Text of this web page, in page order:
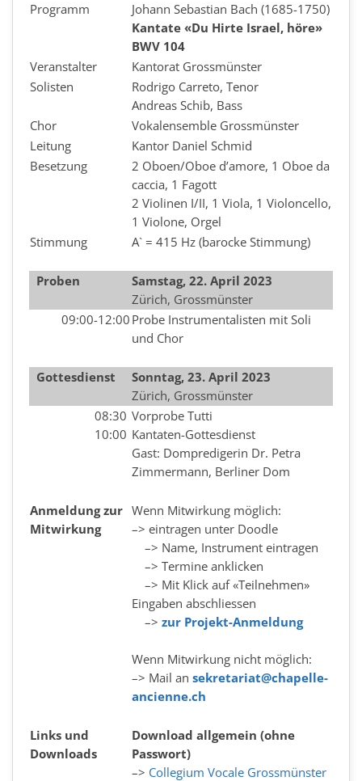
Programm
Johann Sebastian Bach (1685-1750)
Kantate «Du Hirte Israel, höre»
BWV 104
Veranstalter
Kantorat Grossmünster
Solisten
Rodrigo Carreto, Tenor
Andreas Schib, Bass
Chor
Vokalensemble Grossmünster
Leitung
Kantor Daniel Schmid
Besetzung
2 Oboen/Oboe d’amore, 1 Oboe da
caccia, 1 Fagott
2 Violinen I/II, 1 Viola, 1 Violoncello,
1 Violone, Orgel
Stimmung
A` = 415 Hz (barocke Stimmung)
Proben
Samstag, 22. April 2023
Zürich, Grossmünster
09:00-12:00 Probe Instrumentalisten mit Soli
und Chor
Gottesdienst Sonntag, 23. April 2023
Zürich, Grossmünster
08:30
10:00
Vorprobe Tutti
Kantaten-Gottesdienst
Gast: Dompredigerin Dr. Petra
Zimmermann, Berliner Dom
Anmeldung zur
Mitwirkung
Wenn Mitwirkung möglich:
–> eintragen unter Doodle
–> Name, Instrument eintragen
–> Termine anklicken
–> Mit Klick auf «Teilnehmen»
Eingaben abschliessen
–> zur Projekt-Anmeldung
Wenn Mitwirkung nicht möglich:
–> Mail an sekretariat@chapelle-
ancienne.ch
Links und
Downloads
Download allgemein (ohne
Passwort)
–> Collegium Vocale Grossmünster